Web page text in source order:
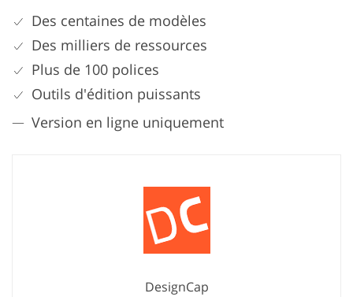
Des centaines de modèles
Des milliers de ressources
Plus de 100 polices
Outils d'édition puissants
Version en ligne uniquement
DesignCap